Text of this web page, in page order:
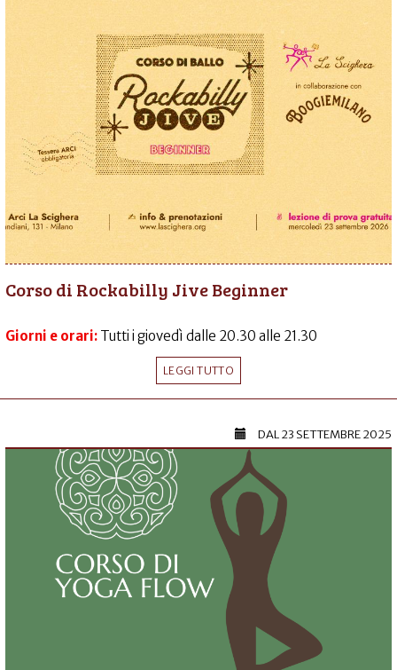
Corso di Rockabilly Jive Beginner
Giorni e orari: Tutti i giovedì dalle 20.30 alle 21.30
LEGGI TUTTO
DAL23 SETTEMBRE 2025